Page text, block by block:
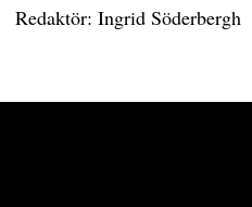
Redaktör: Ingrid Söderbergh